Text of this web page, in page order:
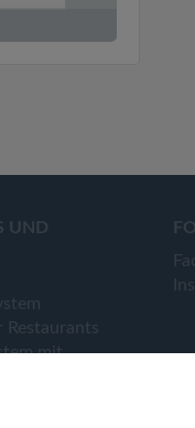
UND
Restaurants
mit